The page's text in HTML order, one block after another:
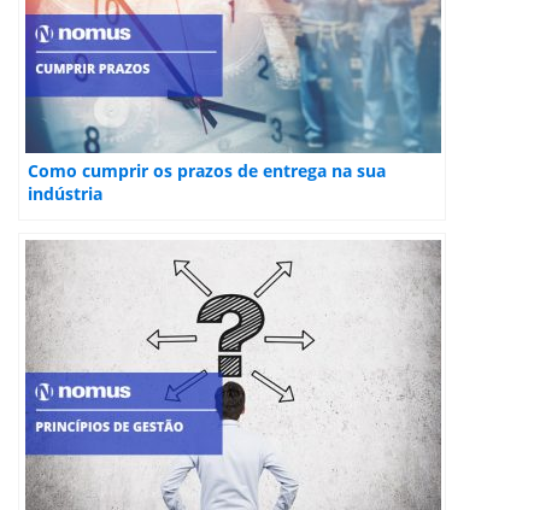
Como cumprir os prazos de entrega na sua
indústria